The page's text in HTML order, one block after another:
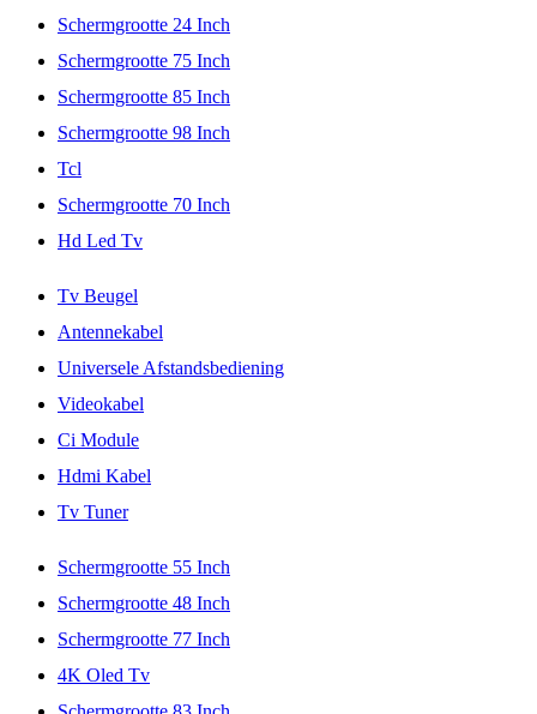
Schermgrootte 24 Inch
Schermgrootte 75 Inch
Schermgrootte 85 Inch
Schermgrootte 98 Inch
Tcl
Schermgrootte 70 Inch
Hd Led Tv
Tv Beugel
Antennekabel
Universele Afstandsbediening
Videokabel
Ci Module
Hdmi Kabel
Tv Tuner
Schermgrootte 55 Inch
Schermgrootte 48 Inch
Schermgrootte 77 Inch
4K Oled Tv